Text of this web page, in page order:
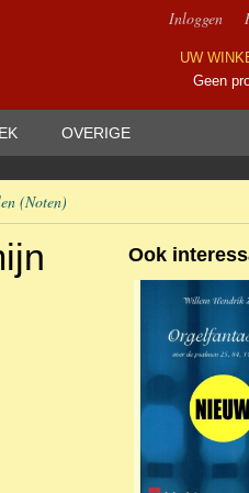
Inloggen
UW
Geen
OVERIGE
(Noten)
Ook